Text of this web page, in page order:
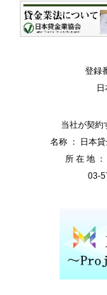
登録
当社が契約
名称 ： 日本
所 在 地
03-